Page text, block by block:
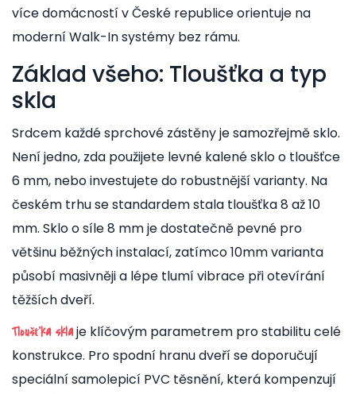
více domácností v České republice orientuje na
moderní Walk-In systémy bez rámu.
Základ všeho: Tloušťka a typ
skla
Srdcem každé sprchové zástěny je samozřejmě sklo.
Není jedno, zda použijete levné kalené sklo o tloušťce
6 mm, nebo investujete do robustnější varianty. Na
českém trhu se standardem stala tloušťka 8 až 10
mm. Sklo o síle 8 mm je dostatečně pevné pro
většinu běžných instalací, zatímco 10mm varianta
působí masivněji a lépe tlumí vibrace při otevírání
těžších dveří.
Tloušťka sklaje klíčovým parametrem pro stabilitu celé
konstrukce. Pro spodní hranu dveří se doporučují
speciální samolepicí PVC těsnění, která kompenzují